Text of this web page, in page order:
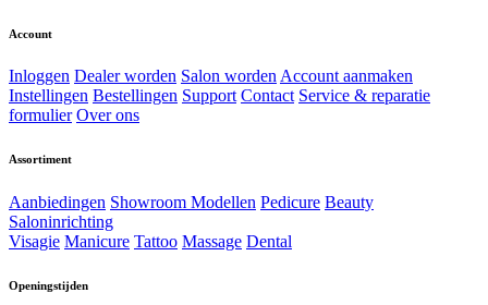
Account
Inloggen Dealer worden Salon wordenAccount aanmaken
Instellingen Bestellingen Support Contact Service & reparatie
formulier Over ons
Assortiment
Aanbiedingen Showroom Modellen Pedicure Beauty
Saloninrichting
Visagie Manicure Tattoo Massage Dental
Openingstijden